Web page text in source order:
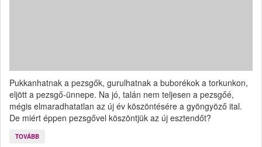
Pukkanhatnak a pezsgők, gurulhatnak a buborékok a torkunkon,
eljött a pezsgő-ünnepe. Na jó, talán nem teljesen a pezsgőé,
mégis elmaradhatatlan az új év köszöntésére a gyöngyöző ital.
De miért éppen pezsgővel köszöntjük az új esztendőt?
TOVÁBB